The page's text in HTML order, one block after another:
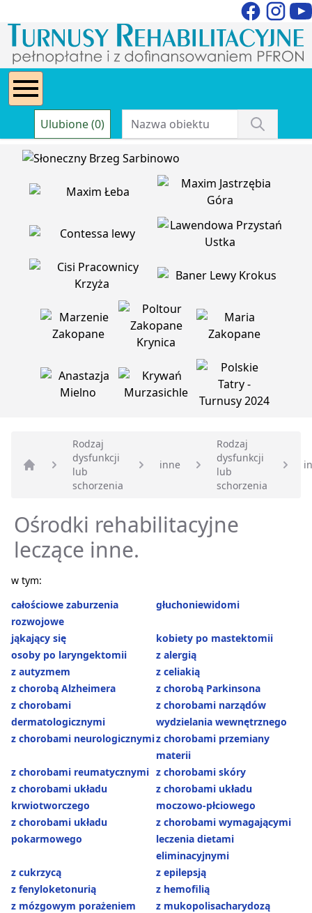
Ulubione (0)
Strona główna
Rodzaj
dysfunkcji
lub
schorzenia
inne
Rodzaj
dysfunkcji
lub
schorzenia
Ośrodki rehabilitacyjne
leczące inne.
w tym:
całościowe zaburzenia
rozwojowe
głuchoniewidomi
jąkający się
kobiety po mastektomii
osoby po laryngektomii
z alergią
z autyzmem
z celiakią
z chorobą Alzheimera
z chorobą Parkinsona
z chorobami
dermatologicznymi
z chorobami narządów
wydzielania wewnętrznego
z chorobami neurologicznymiz chorobami przemiany
materii
z chorobami reumatycznymi z chorobami skóry
z chorobami układu
krwiotworczego
z chorobami układu
moczowo-płciowego
z chorobami układu
pokarmowego
z chorobami wymagającymi
leczenia dietami
eliminacyjnymi
z cukrzycą
z epilepsją
z fenyloketonurią
z hemofilią
z mózgowym porażeniem
z mukopolisacharydozą